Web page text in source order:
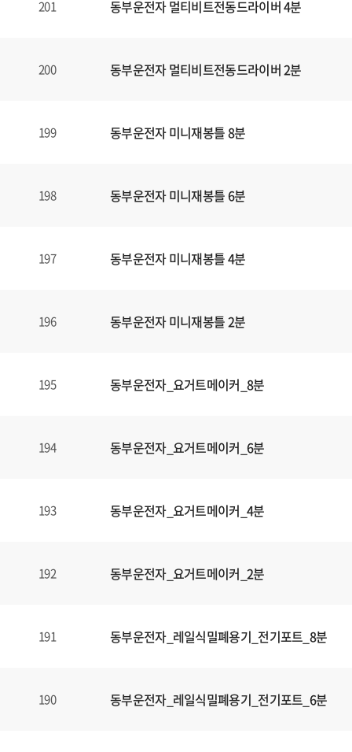
201 동부운전자 멀티비트전동드라이버 4분
200 동부운전자 멀티비트전동드라이버 2분
199 동부운전자 미니재봉틀 8분
198 동부운전자 미니재봉틀 6분
197 동부운전자 미니재봉틀 4분
196 동부운전자 미니재봉틀 2분
195 동부운전자_요거트메이커_8분
194 동부운전자_요거트메이커_6분
193 동부운전자_요거트메이커_4분
192 동부운전자_요거트메이커_2분
191 동부운전자_레일식밀폐용기_전기포트_8분
190 동부운전자_레일식밀폐용기_전기포트_6분